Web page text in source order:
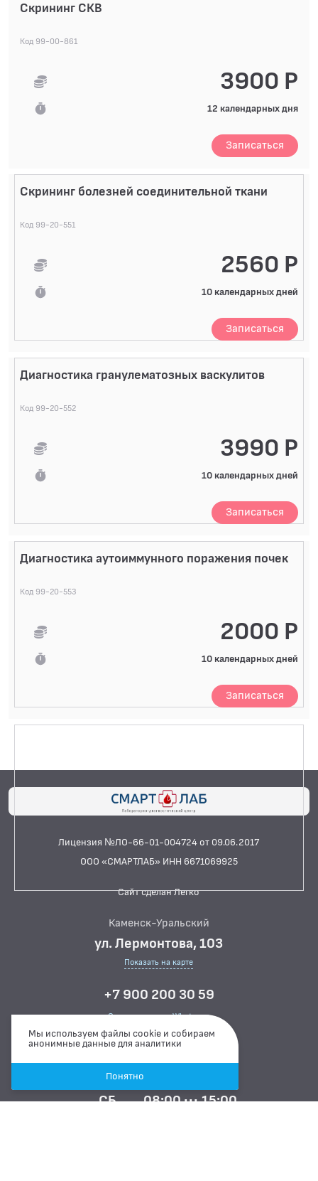
Скрининг СКВ
Код 99-00-861
3900 Р
12 календарных дня
Записаться
Скрининг болезней соединительной ткани
Код 99-20-551
2560 Р
10 календарных дней
Записаться
Диагностика гранулематозных васкулитов
Код 99-20-552
3990 Р
10 календарных дней
Записаться
Диагностика аутоиммунного поражения почек
Код 99-20-553
2000 Р
10 календарных дней
Записаться
Лицензия №ЛО-66-01-004724 от 09.06.2017
ООО «СМАРТЛАБ» ИНН 6671069925
Сайт сделан Легко
Каменск-Уральский
ул. Лермонтова, 103
Показать на карте
+7 900 200 30 59
Связаться через Whatsapp
Связаться через Telegram
Режим работы
ПН-ПТ
СБ
08:00 ··· 15:00
Мы используем файлы cookie и собираем
анонимные данные для аналитики
Понятно